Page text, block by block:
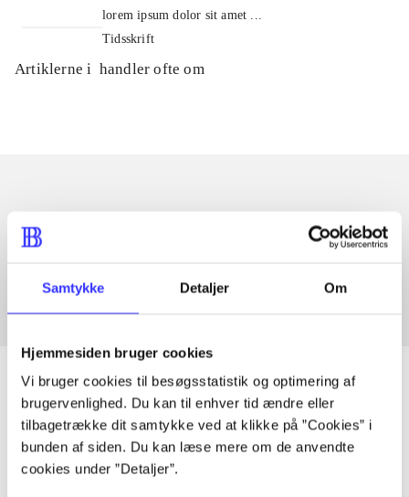
Samtykke Detaljer Om
Hjemmesiden bruger cookies
Vi bruger cookies til besøgsstatistik og optimering af
brugervenlighed. Du kan til enhver tid ændre eller
tilbagetrække dit samtykke ved at klikke på ”Cookies” i
bunden af siden. Du kan læse mere om de anvendte
cookies under ”Detaljer”.
lorem ipsum dolor sit amet ...
Tidsskrift
Artiklerne i handler ofte om
Artikler med samme emner
Fra
Artikler
Alle registrerede artikler fordelt på udgivelser